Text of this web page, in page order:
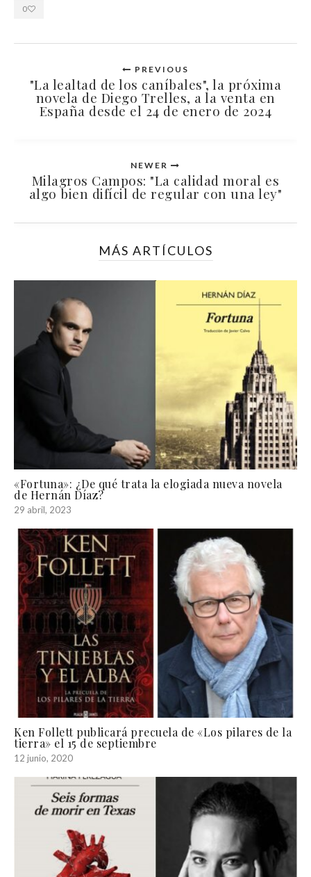
0
PREVIOUS
"La lealtad de los caníbales", la próxima
novela de Diego Trelles, a la venta en
España desde el 24 de enero de 2024
NEWER
Milagros Campos: "La calidad moral es
algo bien difícil de regular con una ley"
MÁS ARTÍCULOS
«Fortuna»: ¿De qué trata la elogiada nueva novela
de Hernán Díaz?
29 abril, 2023
Ken Follett publicará precuela de «Los pilares de la
tierra» el 15 de septiembre
12 junio, 2020